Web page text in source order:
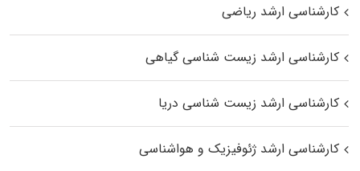
کارشناسی ارشد ریاضی
کارشناسی ارشد زیست‌ شناسی گیاهی
کارشناسی ارشد زیست‌ شناسی دریا
کارشناسی ارشد ژئوفیزیک و هواشناسی